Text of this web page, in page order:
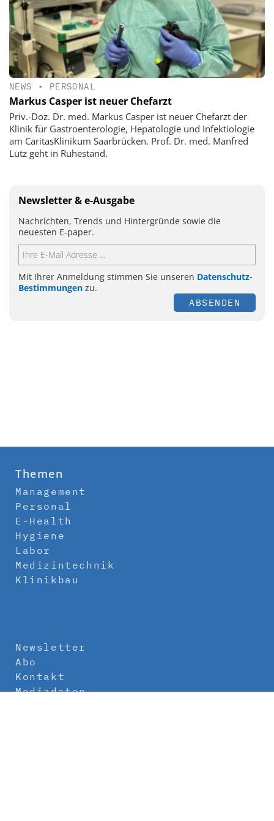
NEWS • PERSONAL
Markus Casper ist neuer Chefarzt
Priv.-Doz. Dr. med. Markus Casper ist neuer Chefarzt der
Klinik für Gastroenterologie, Hepatologie und Infektiologie
am CaritasKlinikum Saarbrücken. Prof. Dr. med. Manfred
Lutz geht in Ruhestand.
Newsletter & e-Ausgabe
Nachrichten, Trends und Hintergründe sowie die
neuesten E-paper.
Mit Ihrer Anmeldung stimmen Sie unseren Datenschutz-
Bestimmungen zu.
ABSENDEN
Themen
Management
Personal
E-Health
Hygiene
Labor
Medizintechnik
Klinikbau
Newsletter
Abo
Kontakt
Mediadaten